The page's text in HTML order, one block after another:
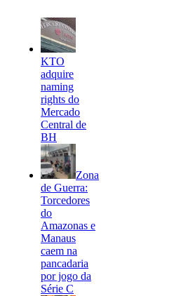
KTO
adquire
naming
rights do
Mercado
Central de
BH
Zona
de Guerra:
Torcedores
do
Amazonas e
Manaus
caem na
pancadaria
por jogo da
Série C